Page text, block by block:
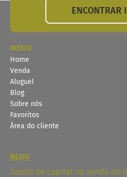
ENCONTRAR
MENU
Home
Venda
Aluguel
Blog
Sobre nós
Favoritos
Área do cliente
BLOG
Ganho de capital na venda de